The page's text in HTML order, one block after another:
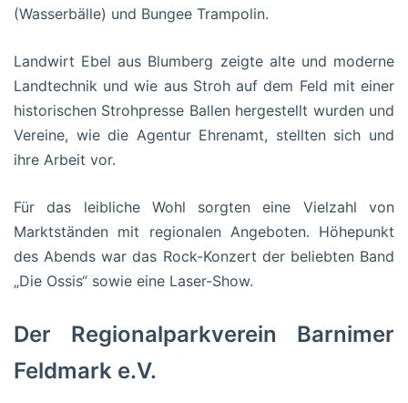
(Wasserbälle) und Bungee Trampolin.
Landwirt Ebel aus Blumberg zeigte alte und moderne
Landtechnik und wie aus Stroh auf dem Feld mit einer
historischen Strohpresse Ballen hergestellt wurden und
Vereine, wie die Agentur Ehrenamt, stellten sich und
ihre Arbeit vor.
Für das leibliche Wohl sorgten eine Vielzahl von
Marktständen mit regionalen Angeboten. Höhepunkt
des Abends war das Rock-Konzert der beliebten Band
„Die Ossis“ sowie eine Laser-Show.
Der Regionalparkverein Barnimer
Feldmark e.V.